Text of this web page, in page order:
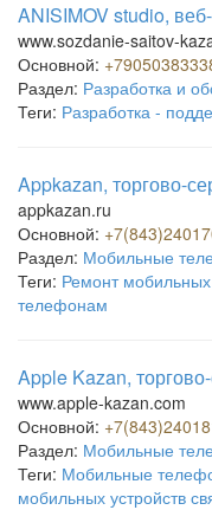
ANISIMOV studio,
www.sozdanie-saitov-
Основной:
Раздел: Разработка и
Теги: Разработка -
Appkazan, торгово-
appkazan.ru
Основной:
Раздел: Мобильные
Теги: Ремонт мобильных
телефонам
Apple Kazan,
www.apple-kazan.com
Основной:
Раздел: Мобильные
Теги: Мобильные
мобильных устройств